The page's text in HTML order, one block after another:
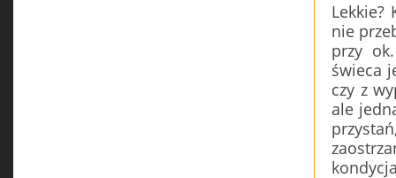
Lekkie?
nie
przy
świeca
czy z
ale